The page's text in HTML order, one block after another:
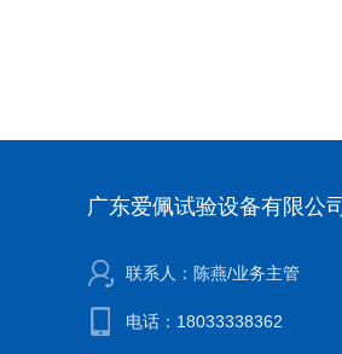
广东爱佩试验设备有限公司
联系人：陈燕/业务主管
电话：18033338362